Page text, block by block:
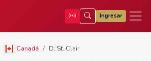
Ingresar
Canadá D. St. Clair